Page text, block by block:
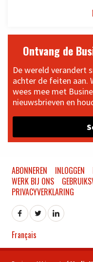
Ontvang de
De wereld verandert
achter de feiten aan.
wees mee met
nieuwsbrieven en
ABONNEREN INLOGGEN
WERK BIJ ONS
PRIVACYVERKLARING
Français